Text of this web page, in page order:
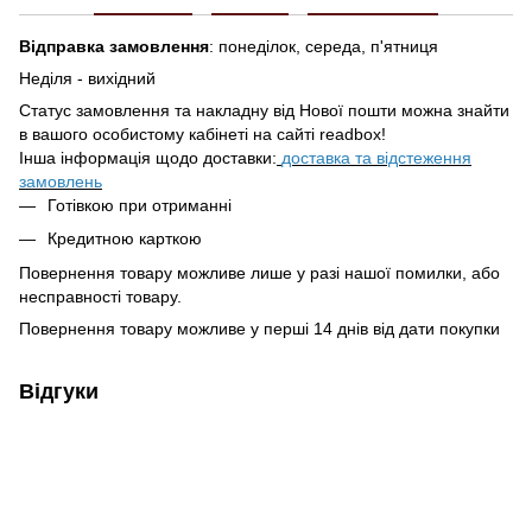
Відправка замовлення: понеділок, середа, п'ятниця
Неділя - вихідний
Статус замовлення та накладну від Нової пошти можна знайти
в вашого особистому кабінеті на сайті readbox!
Інша інформація щодо доставки: доставка та відстеження
замовлень
Готівкою при отриманні
Кредитною карткою
Повернення товару можливе лише у разі нашої помилки, або
несправності товару.
Повернення товару можливе у перші 14 днів від дати покупки
Відгуки